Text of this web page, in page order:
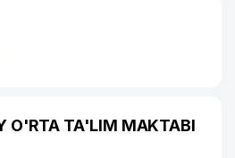
O'RTA TA'LIM MAKTABI